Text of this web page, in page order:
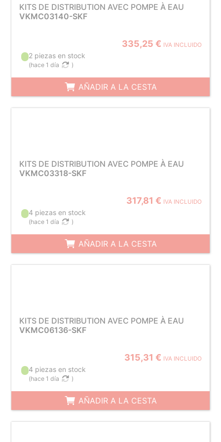
KITS DE DISTRIBUTION AVEC POMPE À EAU
VKMC03140-SKF
335,25 € IVA INCLUIDO
2 piezas en stock
(hace 1 día )
AÑADIR A LA CESTA
KITS DE DISTRIBUTION AVEC POMPE À EAU
VKMC03318-SKF
317,81 € IVA INCLUIDO
4 piezas en stock
(hace 1 día )
AÑADIR A LA CESTA
KITS DE DISTRIBUTION AVEC POMPE À EAU
VKMC06136-SKF
315,31 € IVA INCLUIDO
4 piezas en stock
(hace 1 día )
AÑADIR A LA CESTA